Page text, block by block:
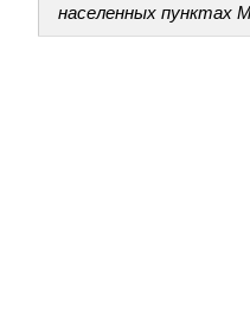
населенных пунктах